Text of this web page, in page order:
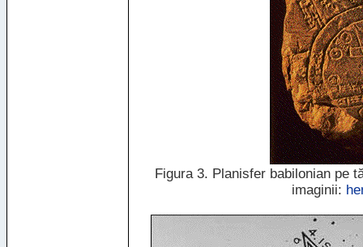
Figura 3. Planisfer babilonian pe
imaginii: